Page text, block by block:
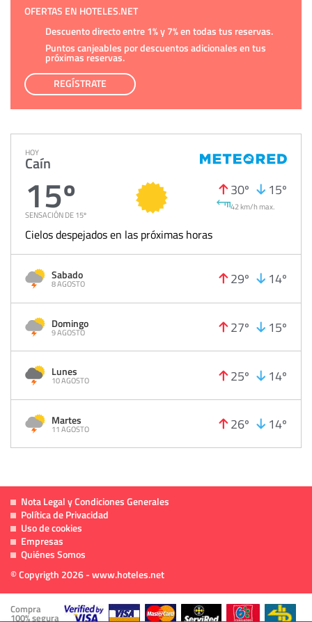
OFERTAS EN HOTELES.NET
Descuento directo entre 1% y 7% en todas tus reservas.
Puntos canjeables por descuentos adicionales en tus
próximas reservas.
REGÍSTRATE
HOY
Caín
15º
SENSACIÓN DE 15º
30º 15º
42 km/h max.
Cielos despejados en las próximas horas
Sabado
8 AGOSTO 29º 14º
Domingo
9 AGOSTO 27º 15º
Lunes
10 AGOSTO 25º 14º
Martes
11 AGOSTO 26º 14º
Nota Legal y Condiciones Generales
Política de Privacidad
Uso de cookies
Empresas
Quiénes Somos
© Copyrigth 2026 - www.hoteles.net
Compra
100% segura